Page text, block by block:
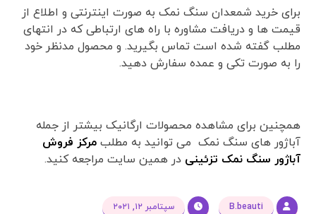
برای خرید شمعدان سنگ نمک به صورت اینترنتی و اطلاع از
قیمت ها و دریافت مشاوره با راه های ارتباطی که در انتهای
مطلب گفته شده است تماس بگیرید. و محصول مدنظر خود
را به صورت تکی و عمده سفارش دهید.
همچنین برای مشاهده محصولات ارگانیک بیشتر از جمله
آباژور های سنگ نمک می توانید به مطلبمرکز فروش
آباژور سنگ نمک تزئینی در همین سایت مراجعه کنید.
B.beauti سپتامبر ۱۲, ۲۰۲۱